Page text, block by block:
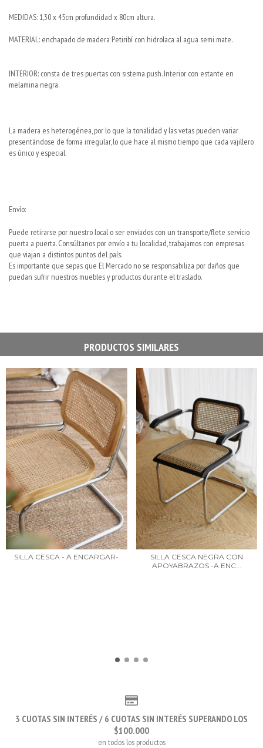
MEDIDAS: 1,30 x 45cm profundidad x 80cm altura.
MATERIAL: enchapado de madera Petiribí con hidrolaca al agua semi mate.
INTERIOR: consta de tres puertas con sistema push. Interior con estante en
melamina negra.
La madera es heterogénea, por lo que la tonalidad y las vetas pueden variar
presentándose de forma irregular, lo que hace al mismo tiempo que cada vajillero
es único y especial.
Envío:
Puede retirarse por nuestro local o ser enviados con un transporte/flete servicio
puerta a puerta. Consúltanos por envío a tu localidad, trabajamos con empresas
que viajan a distintos puntos del país.
Es importante que sepas que El Mercado no se responsabiliza por daños que
puedan sufrir nuestros muebles y productos durante el traslado.
PRODUCTOS SIMILARES
SILLA CESCA - A ENCARGAR-
SILLA CESCA NEGRA CON
APOYABRAZOS -A ENC...
3 CUOTAS SIN INTERÉS / 6 CUOTAS SIN INTERÉS SUPERANDO LOS
$100.000
en todos los productos